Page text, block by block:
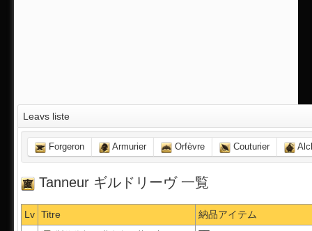
Leavs liste
Forgeron Armurier Orfèvre Couturier
Tanneur ギルドリーヴ 一覧
Lv Titre 納品アイテム